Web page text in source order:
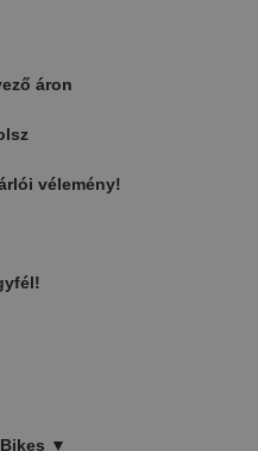
áron
vélemény!
▼